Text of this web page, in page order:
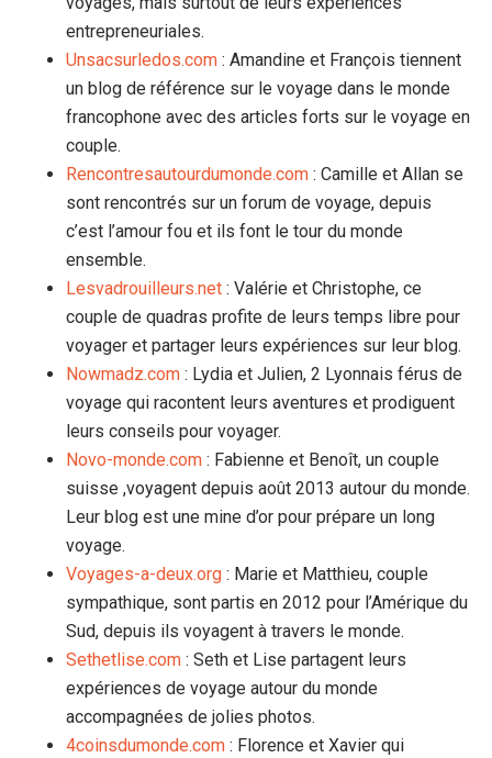
entrepreneuriales.
Unsacsurledos.com : Amandine et François tiennent
un blog de référence sur le voyage dans le monde
francophone avec des articles forts sur le voyage en
couple.
Rencontresautourdumonde.com : Camille et Allan se
sont rencontrés sur un forum de voyage, depuis
c’est l’amour fou et ils font le tour du monde
ensemble.
Lesvadrouilleurs.net : Valérie et Christophe, ce
couple de quadras profite de leurs temps libre pour
voyager et partager leurs expériences sur leur blog.
Nowmadz.com : Lydia et Julien, 2 Lyonnais férus de
voyage qui racontent leurs aventures et prodiguent
leurs conseils pour voyager.
Novo-monde.com : Fabienne et Benoît, un couple
suisse ,voyagent depuis août 2013 autour du monde.
Leur blog est une mine d’or pour prépare un long
voyage.
Voyages-a-deux.org : Marie et Matthieu, couple
sympathique, sont partis en 2012 pour l’Amérique du
Sud, depuis ils voyagent à travers le monde.
Sethetlise.com : Seth et Lise partagent leurs
expériences de voyage autour du monde
accompagnées de jolies photos.
4coinsdumonde.com : Florence et Xavier qui